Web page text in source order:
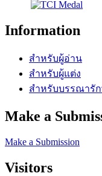
Information
สำหรับผู้อ่าน
สำหรับผู้แต่ง
สำหรับบรรณารั
Make a
Make a Submission
Visitors